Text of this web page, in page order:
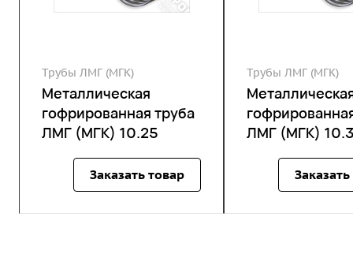
Трубы ЛМГ (МГК)
Металлическая
гофрированная труба
ЛМГ (МГК) 10.25
Заказать товар
Трубы ЛМГ (МГК)
ЛМГ (МГК)